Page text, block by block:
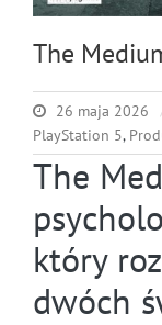
The
26 maja 2026
PlayStation 5,
The
który
dwóch